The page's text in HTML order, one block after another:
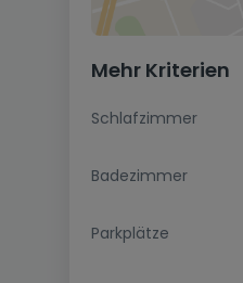
Mehr Kriterien
Schlafzimmer
Badezimmer
Parkplätze